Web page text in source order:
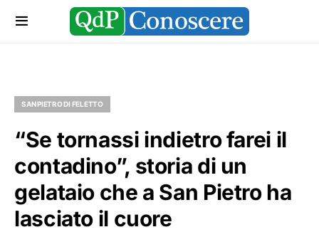
SAN PIETRO DI FELETTO
“Se tornassi indietro farei il
contadino”, storia di un
gelataio che a San Pietro ha
lasciato il cuore